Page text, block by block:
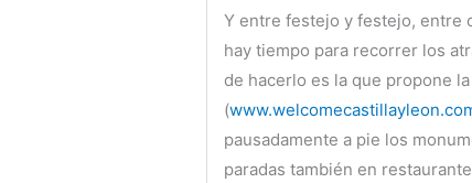
Y entre festejo y festejo, entre
hay tiempo para recorrer los
de hacerlo es la que propone
(
pausadamente a pie los
paradas también en